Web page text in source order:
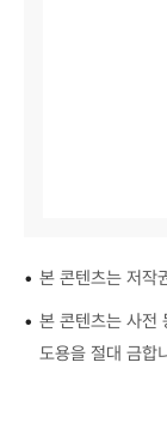
• 본 콘텐츠는 저작
• 본 콘텐츠는 사전
도용을 절대 금합